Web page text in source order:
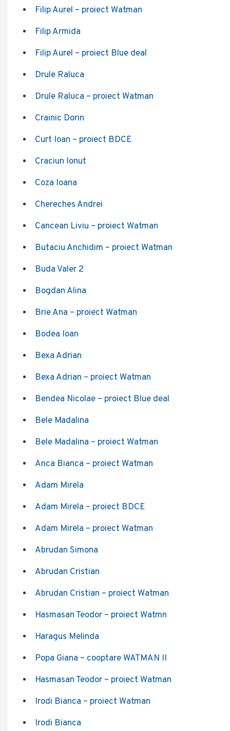
Filip Aurel – proiect Watman
Filip Armida
Filip Aurel – proiect Blue deal
Drule Raluca
Drule Raluca – proiect Watman
Crainic Dorin
Curt Ioan – proiect BDCE
Craciun Ionut
Coza Ioana
Chereches Andrei
Cancean Liviu – proiect Watman
Butaciu Anchidim – proiect Watman
Buda Valer 2
Bogdan Alina
Brie Ana – proiect Watman
Bodea Ioan
Bexa Adrian
Bexa Adrian – proiect Watman
Bendea Nicolae – proiect Blue deal
Bele Madalina
Bele Madalina – proiect Watman
Anca Bianca – proiect Watman
Adam Mirela
Adam Mirela – proiect BDCE
Adam Mirela – proiect Watman
Abrudan Simona
Abrudan Cristian
Abrudan Cristian – proiect Watman
Hasmasan Teodor – proiect Watmn
Haragus Melinda
Popa Giana – cooptare WATMAN II
Hasmasan Teodor – proiect Watman
Irodi Bianca – proiect Watman
Irodi Bianca